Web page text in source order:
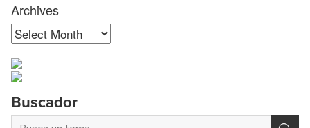
Archives
Archives
Buscador